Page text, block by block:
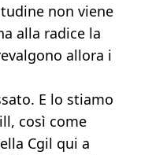
non viene
alla radice la
allora i
E lo stiamo
così come
Cgil qui a